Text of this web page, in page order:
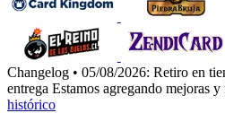
Changelog • 05/08/2026: Retiro en
entrega Estamos agregando mejoras
histórico